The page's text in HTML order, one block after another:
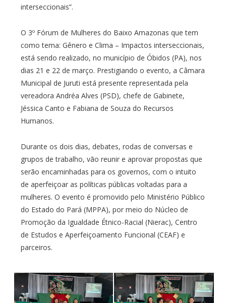
interseccionais”.
O 3º Fórum de Mulheres do Baixo Amazonas que tem
como tema: Gênero e Clima – Impactos interseccionais,
está sendo realizado, no município de Óbidos (PA), nos
dias 21 e 22 de março. Prestigiando o evento, a Câmara
Municipal de Juruti está presente representada pela
vereadora Andréa Alves (PSD), chefe de Gabinete,
Jéssica Canto e Fabiana de Souza do Recursos
Humanos.
Durante os dois dias, debates, rodas de conversas e
grupos de trabalho, vão reunir e aprovar propostas que
serão encaminhadas para os governos, com o intuito
de aperfeiçoar as políticas públicas voltadas para a
mulheres. O evento é promovido pelo Ministério Público
do Estado do Pará (MPPA), por meio do Núcleo de
Promoção da Igualdade Étnico-Racial (Nierac), Centro
de Estudos e Aperfeiçoamento Funcional (CEAF) e
parceiros.